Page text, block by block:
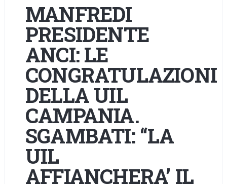
MANFREDI
PRESIDENTE
ANCI: LE
CONGRATULAZIONI
DELLA UIL
CAMPANIA.
SGAMBATI: “LA
UIL
AFFIANCHERA’ IL